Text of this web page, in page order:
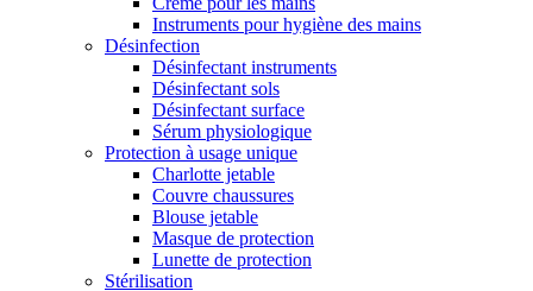
Instruments pour hygiène des mains
Désinfection
Désinfectant instruments
Désinfectant sols
Désinfectant surface
Sérum physiologique
Protection à usage unique
Charlotte jetable
Couvre chaussures
Blouse jetable
Masque de protection
Lunette de protection
Stérilisation